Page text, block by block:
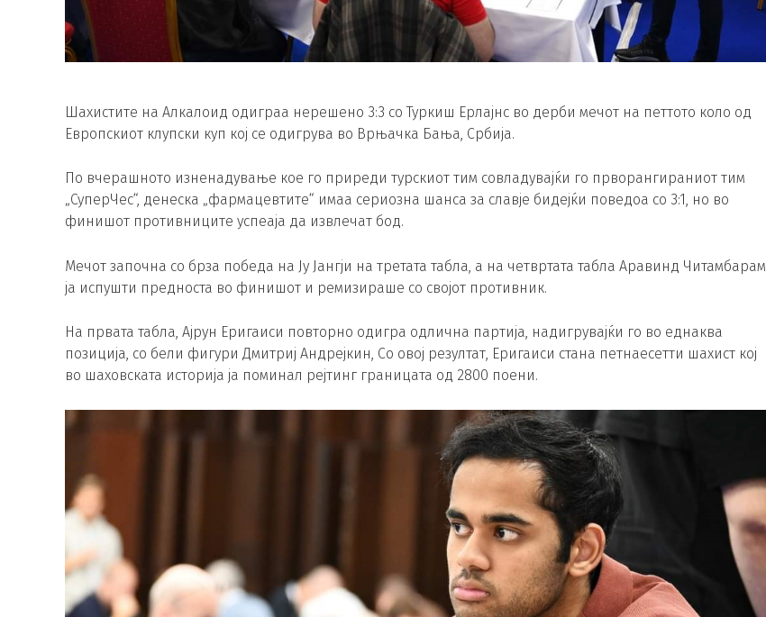
Шахистите на Алкалоид одиграа нерешено 3:3 со Туркиш Ерлајнс во дерби мечот на петтото коло од
Европскиот клупски куп кој се одигрува во Врњачка Бања, Србија.
По вчерашното изненадување кое го приреди турскиот тим совладувајќи го прворангираниот тим
„СуперЧес“, денеска „фармацевтите“ имаа сериозна шанса за славје бидејќи поведоа со 3:1, но во
финишот противниците успеаја да извлечат бод.
Мечот започна со брза победа на Ју Јангји на третата табла, а на четвртата табла Аравинд Читамбарам
ја испушти предноста во финишот и ремизираше со својот противник.
На првата табла, Ајрун Еригаиси повторно одигра одлична партија, надигрувајќи го во еднаква
позиција, со бели фигури Дмитриј Андрејкин, Со овој резултат, Еригаиси стана петнаесетти шахист кој
во шаховската историја ја поминал рејтинг границата од 2800 поени.